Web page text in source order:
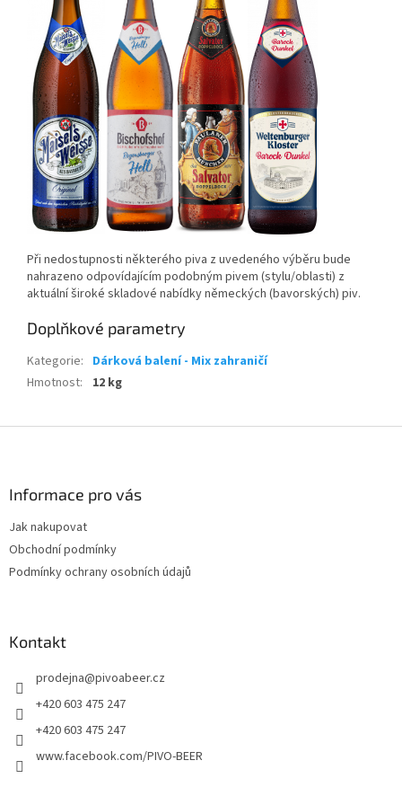
Při nedostupnosti některého piva z uvedeného výběru bude
nahrazeno odpovídajícím podobným pivem (stylu/oblasti) z
aktuální široké skladové nabídky německých (bavorských) piv.
Doplňkové parametry
Kategorie: Dárková balení - Mix zahraničí
Hmotnost: 12 kg
Informace pro vás
Jak nakupovat
Obchodní podmínky
Podmínky ochrany osobních údajů
Kontakt
prodejna@pivoabeer.cz
+420 603 475 247
+420 603 475 247
www.facebook.com/PIVO-BEER